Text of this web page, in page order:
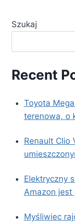
Szukaj
Recent
Toyota
terenowa, o
Renault Clio
Elektryczny
Amazon jest
Myśliwiec